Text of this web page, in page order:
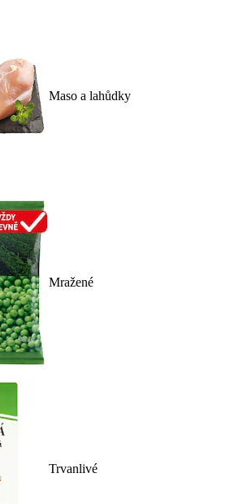
Maso a lahůdky
Mražené
Trvanlivé